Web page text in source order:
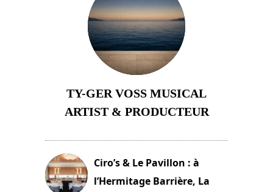
TY-GER VOSS MUSICAL
ARTIST & PRODUCTEUR
Ciro’s & Le Pavillon : à
l’Hermitage Barrière, La